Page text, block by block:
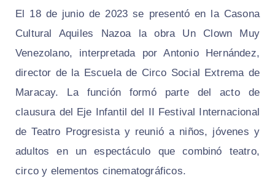
El 18 de junio de 2023 se presentó en la Casona
Cultural Aquiles Nazoa la obra Un Clown Muy
Venezolano, interpretada por Antonio Hernández,
director de la Escuela de Circo Social Extrema de
Maracay. La función formó parte del acto de
clausura del Eje Infantil del II Festival Internacional
de Teatro Progresista y reunió a niños, jóvenes y
adultos en un espectáculo que combinó teatro,
circo y elementos cinematográficos.